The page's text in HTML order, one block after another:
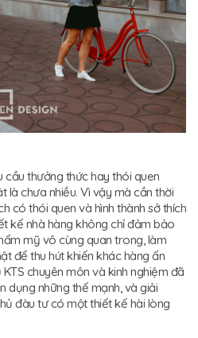
cầu thưởng thức hay thói quen
là chưa nhiều. Vì vậy mà cần thời
có thói quen và hình thành sở thích
kế nhà hàng không chỉ đảm bảo
mỹ vô cùng quan trong, làm
để thu hút khiến khác hàng ấn
chuyên môn và kinh nghiệm đã
dụng những thế mạnh, và giải
đàu tư có một thiết kế hài lòng